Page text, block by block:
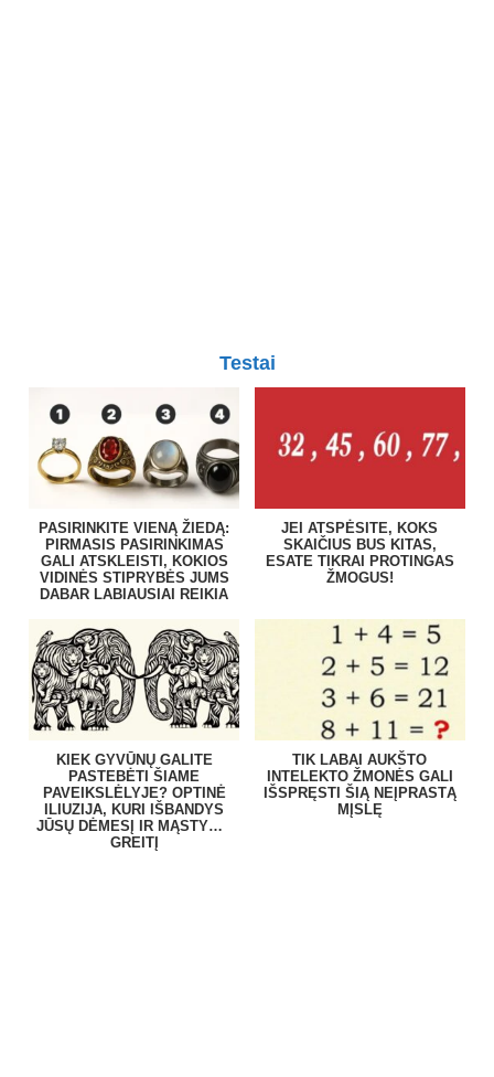
Testai
PASIRINKITE VIENĄ ŽIEDĄ:
PIRMASIS PASIRINKIMAS
GALI ATSKLEISTI, KOKIOS
VIDINĖS STIPRYBĖS JUMS
DABAR LABIAUSIAI REIKIA
JEI ATSPĖSITE, KOKS
SKAIČIUS BUS KITAS,
ESATE TIKRAI PROTINGAS
ŽMOGUS!
KIEK GYVŪNŲ GALITE
PASTEBĖTI ŠIAME
PAVEIKSLĖLYJE? OPTINĖ
ILIUZIJA, KURI IŠBANDYS
JŪSŲ DĖMESĮ IR MĄSTYMO
GREITĮ
TIK LABAI AUKŠTO
INTELEKTO ŽMONĖS GALI
IŠSPRĘSTI ŠIĄ NEĮPRASTĄ
MĮSLĘ